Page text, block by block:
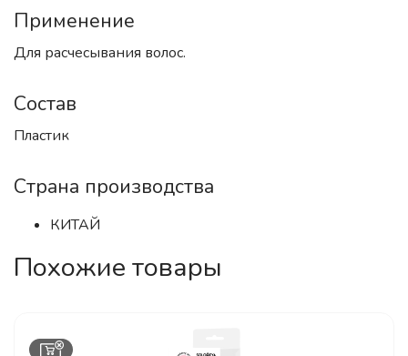
Применение
Для расчесывания волос.
Состав
Пластик
Страна производства
КИТАЙ
Похожие товары